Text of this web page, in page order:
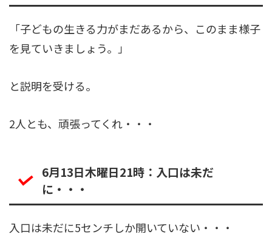
「子どもの生きる力がまだあるから、このまま様子
を見ていきましょう。」
と説明を受ける。
2人とも、頑張ってくれ・・・
6月13日木曜日21時：入口は未だ
に・・・
入口は未だに5センチしか開いていない・・・